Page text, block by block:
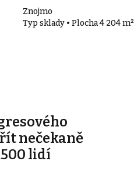
Znojmo
Typ sklady • Plocha 4 204 m²
nečekaně
lidí